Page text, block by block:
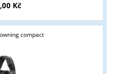
Kč
compact